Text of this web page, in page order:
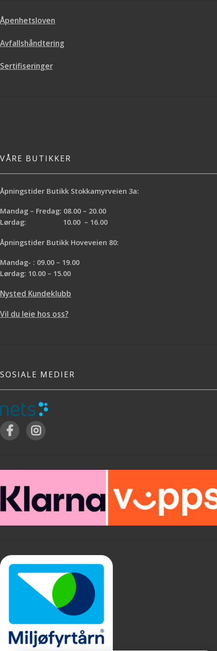
Åpenhetsloven
Avfallshåndtering
Sertifiseringer
VÅRE BUTIKKER
Åpningstider Butikk Stokkamyrveien 3a:
Mandag – Fredag: 08.00 – 20.00
Lørdag: 10.00 – 16.00
Åpningstider Butikk Hoveveien 80:
Mandag- : 09.00 – 19.00
Lørdag: 10.00 – 15.00
Nysted Kundeklubb
Vil du leie hos oss?
SOSIALE MEDIER